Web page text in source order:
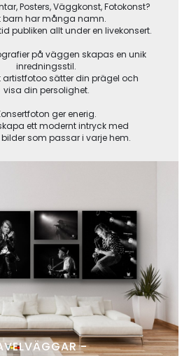
Posters, Väggkonst, Fotokonst?
barn har många namn.
publiken allt under en livekonsert.
på väggen skapas en unik
inredningsstil.
artistfotoo sätter din prägel och
visa din persolighet.
ger enerig.
ett modernt intryck med
som passar i varje hem.
-